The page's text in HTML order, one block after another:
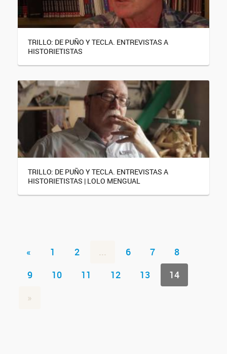
TRILLO: DE PUÑO Y TECLA. ENTREVISTAS A
HISTORIETISTAS
TRILLO: DE PUÑO Y TECLA. ENTREVISTAS A
HISTORIETISTAS | LOLO MENGUAL
« 1 2 ... 6 7
8
9
10 11 12 13
14
»